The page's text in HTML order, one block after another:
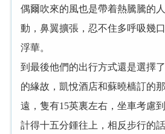
偶爾吹來的風也是帶着熱騰騰的
動，鼻翼擴張，忍不住多呼吸幾
浮華。
到最後他們的出行方式還是選擇
的緣故，凱悅酒店和蘇曉樯訂的
遠，隻有15英裏左右，坐車考慮
計得十五分鍾往上，相反步行的